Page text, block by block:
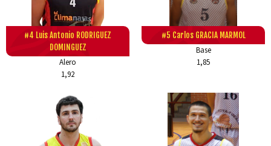
#4 Luis Antonio RODRIGUEZ
DOMINGUEZ
Alero
1,92
#5 Carlos GRACIA MARMOL
Base
1,85